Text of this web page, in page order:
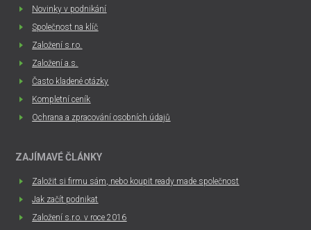
Novinky v podnikání
Společnost na klíč
Založení s.r.o.
Založení a.s.
Často kladené otázky
Kompletní ceník
Ochrana a zpracování osobních údajů
ZAJÍMAVÉ ČLÁNKY
Založit si firmu sám, nebo koupit ready made společnost
Jak začít podnikat
Založení s.r.o. v roce 2016